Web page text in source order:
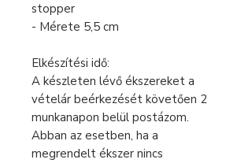
stopper
- Mérete 5,5 cm
Elkészítési idő:
A készleten lévő ékszereket a
vételár beérkezését követően 2
munkanapon belül postázom.
Abban az esetben, ha a
megrendelt ékszer nincs